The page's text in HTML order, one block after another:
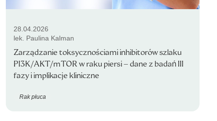
28.04.2026
lek. Paulina Kalman
Zarządzanie toksycznościami inhibitorów szlaku
PI3K/AKT/mTOR w raku piersi – dane z badań III
fazy i implikacje kliniczne
Rak płuca